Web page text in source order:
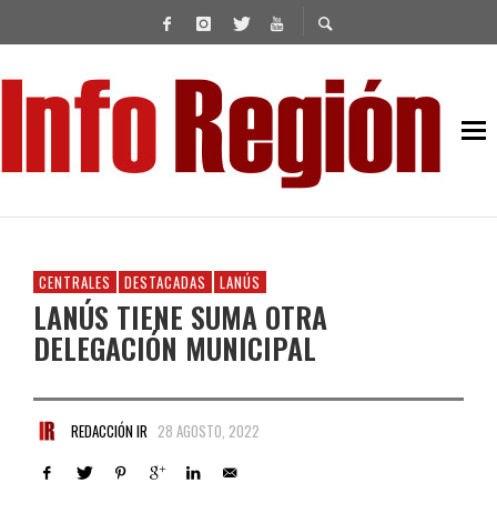
CENTRALES DESTACADAS LANÚS
LANÚS TIENE SUMA OTRA
DELEGACIÓN MUNICIPAL
REDACCIÓN IR 28 AGOSTO, 2022